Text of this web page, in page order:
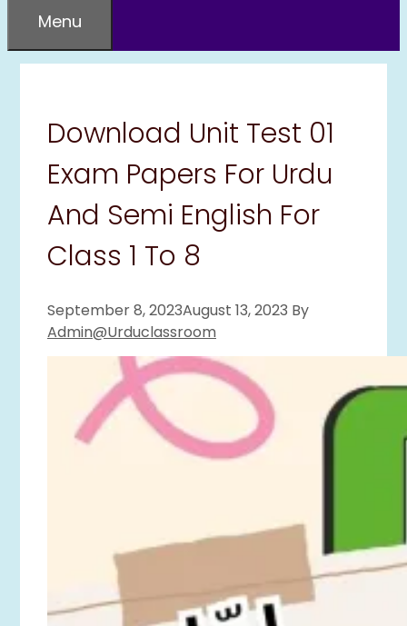
Menu
Download Unit Test 01
Exam Papers For Urdu
And Semi English For
Class 1 To 8
September 8, 2023August 13, 2023 By
Admin@urduclassroom